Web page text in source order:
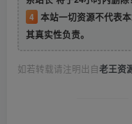
4 本站一切资源不代表
其真实性负责。
如若转载请注明出自老王资